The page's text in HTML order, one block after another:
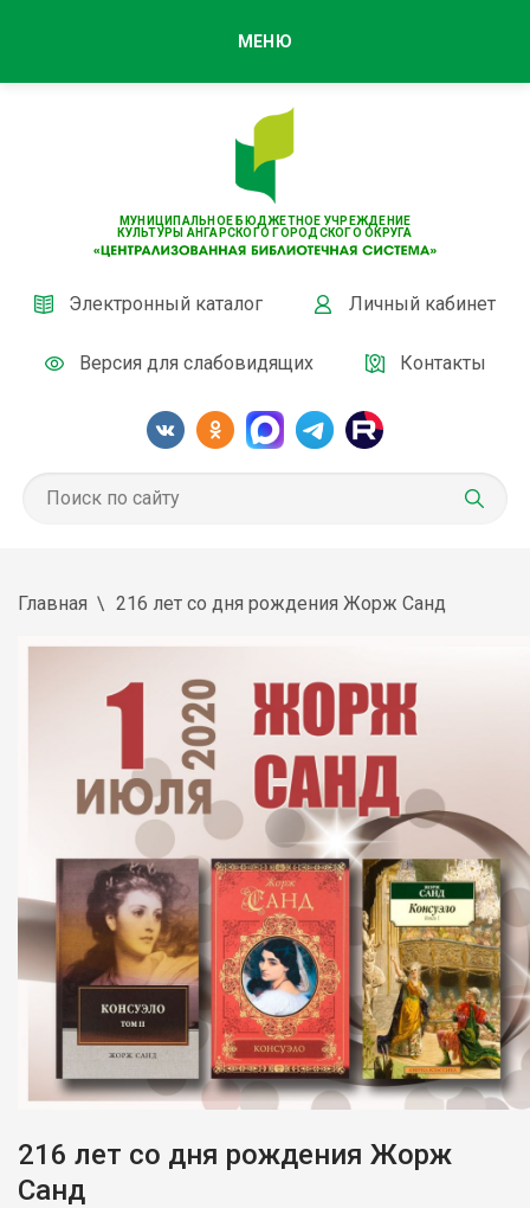
МУНИЦИПАЛЬНОЕ БЮДЖЕТНОЕ УЧРЕЖДЕНИЕ
КУЛЬТУРЫ АНГАРСКОГО ГОРОДСКОГО ОКРУГА
Электронный каталог Личный кабинет
Версия для слабовидящих Контакты
МЕНЮ
Главная 216 лет со дня рождения Жорж Санд
216 лет со дня рождения Жорж
Санд